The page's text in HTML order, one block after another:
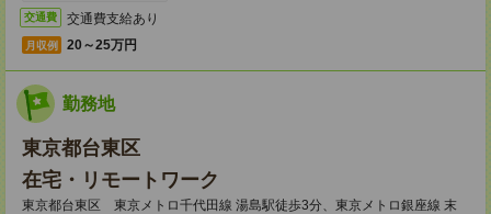
交通費 交通費支給あり
月収例 20～25万円
勤務地
東京都台東区
在宅・リモートワーク
東京都台東区 東京メトロ千代田線 湯島駅徒歩3分、東京メトロ銀座線 末